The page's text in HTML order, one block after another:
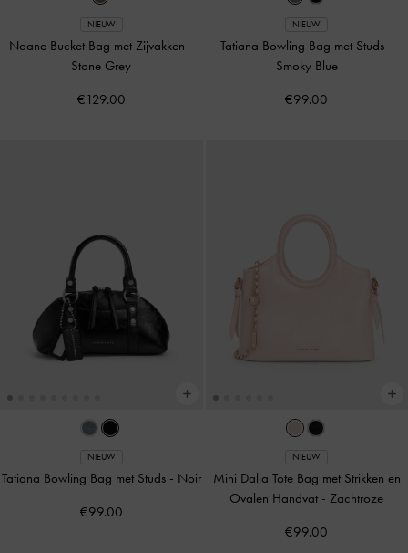
NIEUW
Noane Bucket Bag met Zijvakken -
Stone Grey
€129.00
NIEUW
Tatiana Bowling Bag met Studs -
Smoky Blue
€99.00
NIEUW
Tatiana Bowling Bag met Studs - Noir
€99.00
NIEUW
Mini Dalia Tote Bag met Strikken en
Ovalen Handvat -Zachtroze
€99.00